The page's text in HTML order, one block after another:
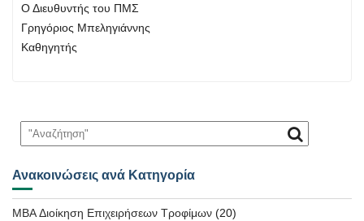
Ο Διευθυντής του ΠΜΣ
Γρηγόριος Μπεληγιάννης
Καθηγητής
Ανακοινώσεις ανά Κατηγορία
MBA Διοίκηση Επιχειρήσεων Τροφίμων (20)